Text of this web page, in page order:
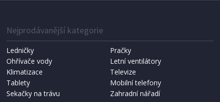
NÁHRADNÍ SÁČKY DO VYSAVAČE
Koma KRA-SB02S (Multi Bag, S-BAG SMS)
Nejprodávanější kategorie
Ledničky
Pračky
Ohřívače vody
Letní ventilátory
Klimatizace
Televize
Tablety
Mobilní telefony
Sekačky na trávu
Zahradní nářadí